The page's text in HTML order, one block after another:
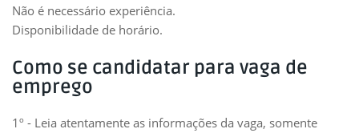
Não é necessário experiência.
Disponibilidade de horário.
Como se candidatar para vaga de
emprego
1º - Leia atentamente as informações da vaga, somente